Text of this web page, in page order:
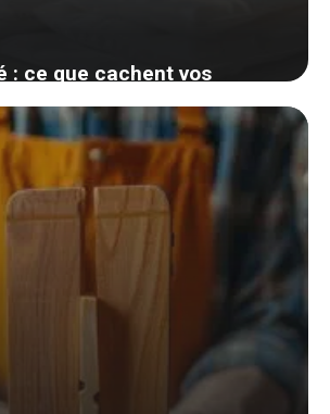
: ce que cachent vos
pourrait vous